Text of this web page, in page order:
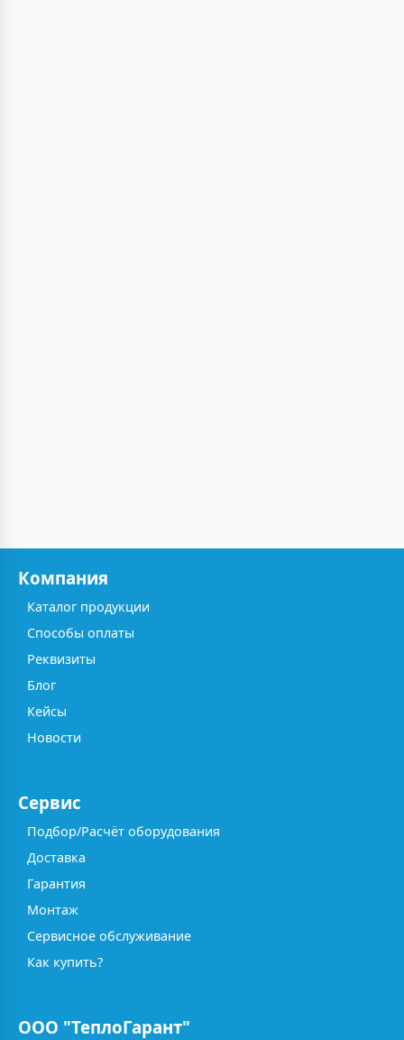
Компания
Каталог продукции
Способы оплаты
Реквизиты
Блог
Кейсы
Новости
Сервис
Подбор/Расчёт оборудования
Доставка
Гарантия
Монтаж
Сервисное обслуживание
Как купить?
ООО "ТеплоГарант"